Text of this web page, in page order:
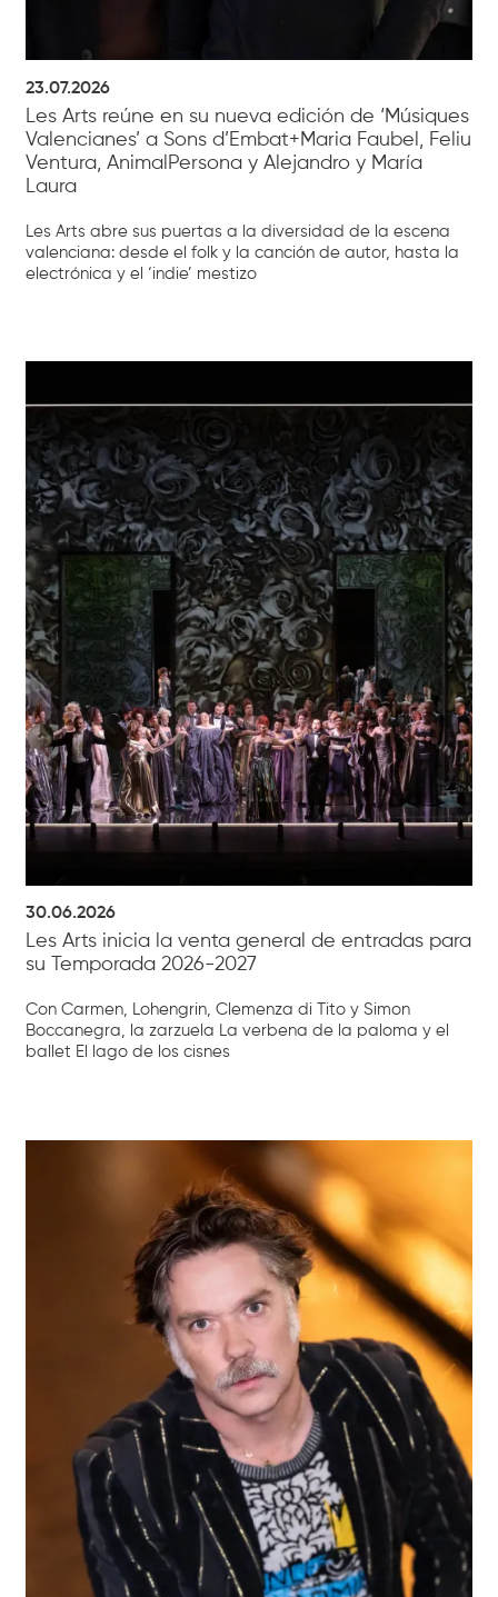
23.07.2026
Les Arts reúne en su nueva edición de ‘Músiques
Valencianes’ a Sons d’Embat+Maria Faubel, Feliu
Ventura, AnimalPersona y Alejandro y María
Laura
Les Arts abre sus puertas a la diversidad de la escena
valenciana: desde el folk y la canción de autor, hasta la
electrónica y el ‘indie’ mestizo
30.06.2026
Les Arts inicia la venta general de entradas para
su Temporada 2026-2027
Con Carmen, Lohengrin, Clemenza di Tito y Simon
Boccanegra, la zarzuela La verbena de la paloma y el
ballet El lago de los cisnes